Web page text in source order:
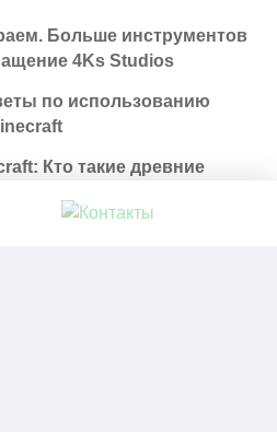
Больше инструментов
4Ks Studios
по использованию
Кто такие древние